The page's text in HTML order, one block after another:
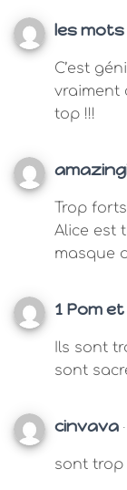
les
C’est
vraiment
top !!!
Trop
Alice est
masque
1 Pom
Ils sont
sont
cinvava
sont trop